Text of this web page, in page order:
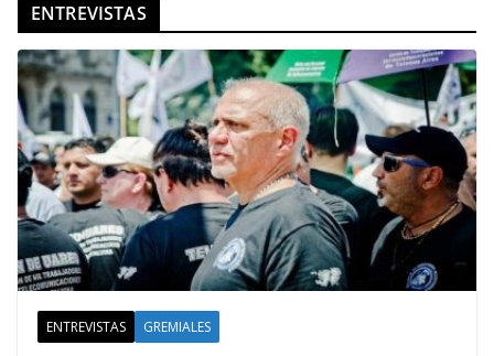
ENTREVISTAS
ENTREVISTAS GREMIALES